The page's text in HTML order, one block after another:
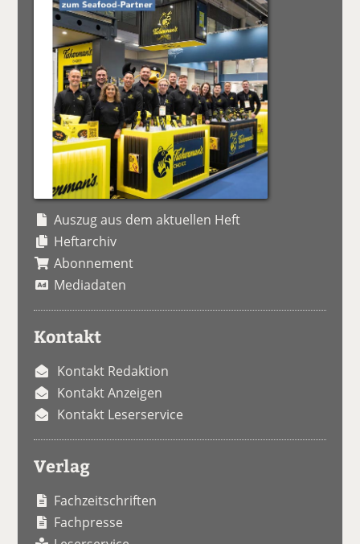
Auszug aus dem aktuellen Heft
Heftarchiv
Abonnement
Mediadaten
Kontakt
Kontakt Redaktion
Kontakt Anzeigen
Kontakt Leserservice
Verlag
Fachzeitschriften
Fachpresse